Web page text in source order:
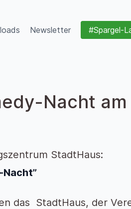
Newsletter #Spargel-
Nacht
StadtHaus:
das StadtHaus, der